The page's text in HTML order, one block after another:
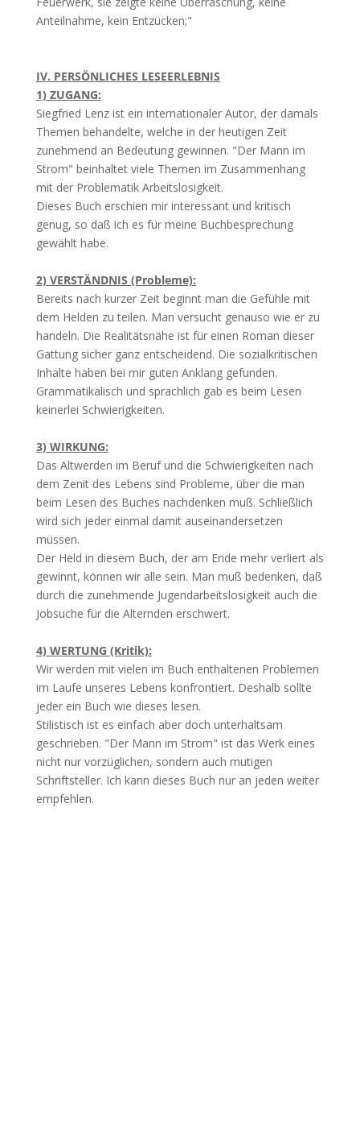
Anteilnahme, kein Entzücken;"
IV. PERSÖNLICHES LESEERLEBNIS
1) ZUGANG:
Siegfried Lenz ist ein internationaler Autor, der damals
Themen behandelte, welche in der heutigen Zeit
zunehmend an Bedeutung gewinnen. "Der Mann im
Strom" beinhaltet viele Themen im Zusammenhang
mit der Problematik Arbeitslosigkeit.
Dieses Buch erschien mir interessant und kritisch
genug, so daß ich es für meine Buchbesprechung
gewählt habe.
2) VERSTÄNDNIS (Probleme):
Bereits nach kurzer Zeit beginnt man die Gefühle mit
dem Helden zu teilen. Man versucht genauso wie er zu
handeln. Die Realitätsnähe ist für einen Roman dieser
Gattung sicher ganz entscheidend. Die sozialkritischen
Inhalte haben bei mir guten Anklang gefunden.
Grammatikalisch und sprachlich gab es beim Lesen
keinerlei Schwierigkeiten.
3) WIRKUNG:
Das Altwerden im Beruf und die Schwierigkeiten nach
dem Zenit des Lebens sind Probleme, über die man
beim Lesen des Buches nachdenken muß. Schließlich
wird sich jeder einmal damit auseinandersetzen
müssen.
Der Held in diesem Buch, der am Ende mehr verliert als
gewinnt, können wir alle sein. Man muß bedenken, daß
durch die zunehmende Jugendarbeitslosigkeit auch die
Jobsuche für die Alternden erschwert.
4) WERTUNG (Kritik):
Wir werden mit vielen im Buch enthaltenen Problemen
im Laufe unseres Lebens konfrontiert. Deshalb sollte
jeder ein Buch wie dieses lesen.
Stilistisch ist es einfach aber doch unterhaltsam
geschrieben. "Der Mann im Strom" ist das Werk eines
nicht nur vorzüglichen, sondern auch mutigen
Schriftsteller. Ich kann dieses Buch nur an jeden weiter
empfehlen.